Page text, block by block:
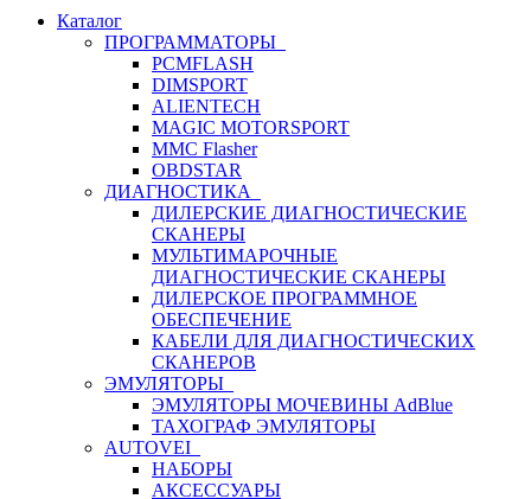
Каталог
ПРОГРАММАТОРЫ
PCMFLASH
DIMSPORT
ALIENTECH
MAGIC MOTORSPORT
MMC Flasher
OBDSTAR
ДИАГНОСТИКА
ДИЛЕРСКИЕ ДИАГНОСТИЧЕСКИЕ
СКАНЕРЫ
МУЛЬТИМАРОЧНЫЕ
ДИАГНОСТИЧЕСКИЕ СКАНЕРЫ
ДИЛЕРСКОЕ ПРОГРАММНОЕ
ОБЕСПЕЧЕНИЕ
КАБЕЛИ ДЛЯ ДИАГНОСТИЧЕСКИХ
СКАНЕРОВ
ЭМУЛЯТОРЫ
ЭМУЛЯТОРЫ МОЧЕВИНЫ АdBlue
ТАХОГРАФ ЭМУЛЯТОРЫ
AUTOVEI
НАБОРЫ
АКСЕССУАРЫ